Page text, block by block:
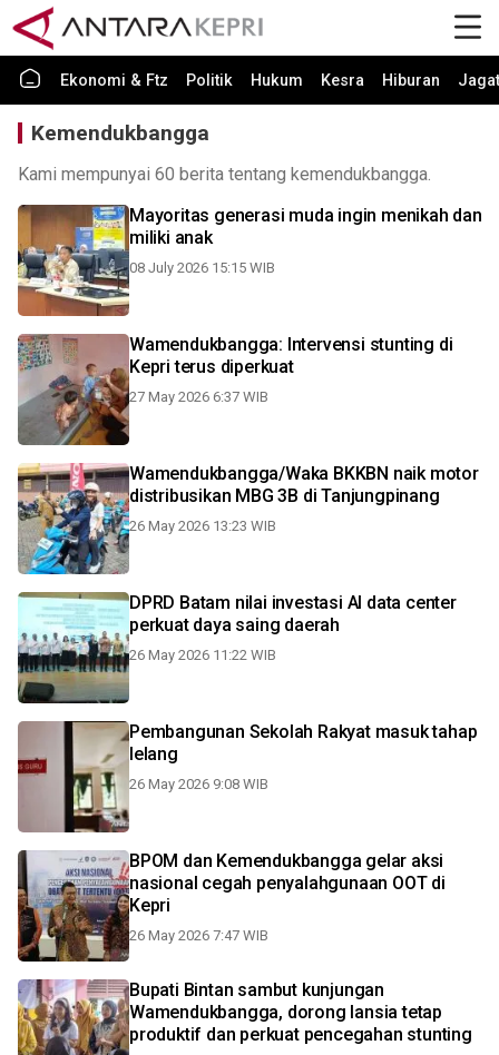
Ekonomi & Ftz Politik Hukum Kesra Hiburan Jagat
Kemendukbangga
Kami mempunyai 60 berita tentang kemendukbangga.
Mayoritas generasi muda ingin menikah dan
miliki anak
08 July 2026 15:15 WIB
Wamendukbangga: Intervensi stunting di
Kepri terus diperkuat
27 May 2026 6:37 WIB
Wamendukbangga/Waka BKKBN naik motor
distribusikan MBG 3B di Tanjungpinang
26 May 2026 13:23 WIB
DPRD Batam nilai investasi AI data center
perkuat daya saing daerah
26 May 2026 11:22 WIB
Pembangunan Sekolah Rakyat masuk tahap
lelang
26 May 2026 9:08 WIB
BPOM dan Kemendukbangga gelar aksi
nasional cegah penyalahgunaan OOT di
Kepri
26 May 2026 7:47 WIB
Bupati Bintan sambut kunjungan
Wamendukbangga, dorong lansia tetap
produktif dan perkuat pencegahan stunting